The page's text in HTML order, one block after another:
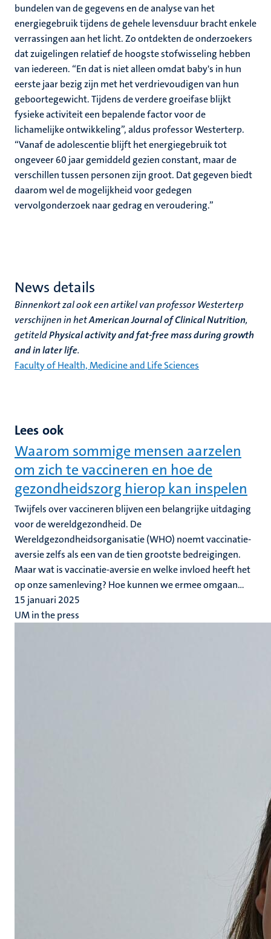
bundelen van de gegevens en de analyse van het
energiegebruik tijdens de gehele levensduur bracht enkele
verrassingen aan het licht. Zo ontdekten de onderzoekers
dat zuigelingen relatief de hoogste stofwisseling hebben
van iedereen. “En dat is niet alleen omdat baby's in hun
eerste jaar bezig zijn met het verdrievoudigen van hun
geboortegewicht. Tijdens de verdere groeifase blijkt
fysieke activiteit een bepalende factor voor de
lichamelijke ontwikkeling”, aldus professor Westerterp.
“Vanaf de adolescentie blijft het energiegebruik tot
ongeveer 60 jaar gemiddeld gezien constant, maar de
verschillen tussen personen zijn groot. Dat gegeven biedt
daarom wel de mogelijkheid voor gedegen
vervolgonderzoek naar gedrag en veroudering.”
News details
Binnenkort zal ook een artikel van professor Westerterp
verschijnen in hetAmerican Journal of Clinical Nutrition,
getiteldPhysical activity and fat-free mass during growth
and in later life.
Faculty of Health, Medicine and Life Sciences
Lees ook
Waarom sommige mensen aarzelen
om zich te vaccineren en hoe de
gezondheidszorg hierop kan inspelen
Twijfels over vaccineren blijven een belangrijke uitdaging
voor de wereldgezondheid. De
Wereldgezondheidsorganisatie (WHO) noemt vaccinatie-
aversie zelfs als een van de tien grootste bedreigingen.
Maar wat is vaccinatie-aversie en welke invloed heeft het
op onze samenleving? Hoe kunnen we ermee omgaan...
15 januari 2025
UM in the press